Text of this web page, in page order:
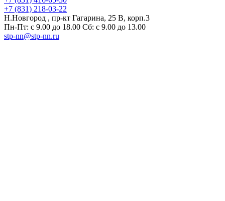
+7 (831) 218-03-22
Н.Новгород , пр-кт Гагарина, 25 В, корп.3
Пн-Пт: с 9.00 до 18.00 Сб: с 9.00 до 13.00
stp-nn@stp-nn.ru